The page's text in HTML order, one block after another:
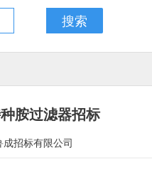
胺过滤器招标
招标有限公司